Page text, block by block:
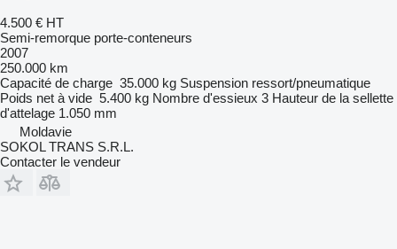
4.500 € HT
Semi-remorque porte-conteneurs
2007
250.000 km
Capacité de charge 35.000 kg Suspension ressort/pneumatique
Poids net à vide 5.400 kg Nombre d'essieux 3 Hauteur de la sellette
d'attelage 1.050 mm
Moldavie
SOKOL TRANS S.R.L.
Contacter le vendeur